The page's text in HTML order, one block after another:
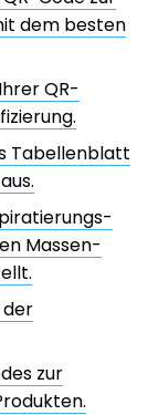
dem besten
QR-
Tabellenblatt
Massen-
der
zur